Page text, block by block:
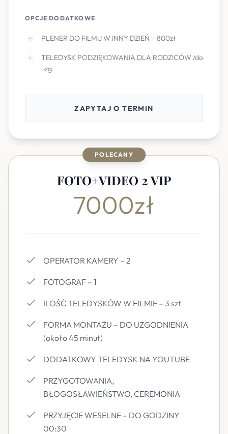
OPCJE DODATKOWE
PLENER DO FILMU W INNY DZIEŃ – 800zł
TELEDYSK PODZIĘKOWANIA DLA RODZICÓW /do
uzg.
ZAPYTAJ O TERMIN
POLECANY
FOTO+VIDEO 2 VIP
7000zł
OPERATOR KAMERY – 2
FOTOGRAF – 1
ILOŚĆ TELEDYSKÓW W FILMIE – 3 szt
FORMA MONTAŻU – DO UZGODNIENIA
(około 45 minut)
DODATKOWY TELEDYSK NA YOUTUBE
PRZYGOTOWANIA,
BŁOGOSŁAWIEŃSTWO, CEREMONIA
PRZYJĘCIE WESELNE – DO GODZINY
00:30